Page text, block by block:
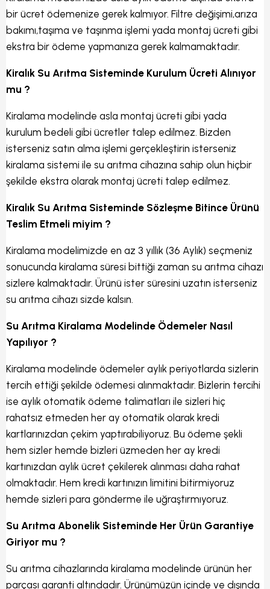
bir ücret ödemenize gerek kalmıyor. Filtre değişimi,arıza
bakımı,taşıma ve taşınma işlemi yada montaj ücreti gibi
ekstra bir ödeme yapmanıza gerek kalmamaktadır.
Kiralık Su Arıtma Sisteminde Kurulum Ücreti Alınıyor
mu ?
Kiralama modelinde asla montaj ücreti gibi yada
kurulum bedeli gibi ücretler talep edilmez. Bizden
isterseniz satın alma işlemi gerçekleştirin isterseniz
kiralama sistemi ile su arıtma cihazına sahip olun hiçbir
şekilde ekstra olarak montaj ücreti talep edilmez.
Kiralık Su Arıtma Sisteminde Sözleşme Bitince Ürünü
Teslim Etmeli miyim ?
Kiralama modelimizde en az 3 yıllık (36 Aylık) seçmeniz
sonucunda kiralama süresi bittiği zaman su arıtma cihazı
sizlere kalmaktadır. Ürünü ister süresini uzatın isterseniz
su arıtma cihazı sizde kalsın.
Su Arıtma Kiralama Modelinde Ödemeler Nasıl
Yapılıyor ?
Kiralama modelinde ödemeler aylık periyotlarda sizlerin
tercih ettiği şekilde ödemesi alınmaktadır. Bizlerin tercihi
ise aylık otomatik ödeme talimatları ile sizleri hiç
rahatsız etmeden her ay otomatik olarak kredi
kartlarınızdan çekim yaptırabiliyoruz. Bu ödeme şekli
hem sizler hemde bizleri üzmeden her ay kredi
kartınızdan aylık ücret çekilerek alınması daha rahat
olmaktadır. Hem kredi kartınızın limitini bitirmiyoruz
hemde sizleri para gönderme ile uğraştırmıyoruz.
Su Arıtma Abonelik Sisteminde Her Ürün Garantiye
Giriyor mu ?
Su arıtma cihazlarında kiralama modelinde ürünün her
parçası garanti altındadır. Ürünümüzün içinde ve dışında